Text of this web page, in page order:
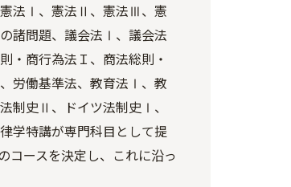
憲法Ⅰ、憲法Ⅱ、憲法Ⅲ、憲
諸問題、議会法Ⅰ、議会法
商行為法Ｉ、商法総則・
労働基準法、教育法Ⅰ、教
制史Ⅱ、ドイツ法制史Ⅰ、
学特講が専門科目として提
コースを決定し、これに沿っ